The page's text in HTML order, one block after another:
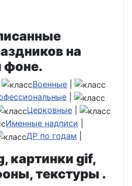
на
фоне.
Военные
Церковные
Именные надписи
ДР по годам
картинки gif,
текстуры .